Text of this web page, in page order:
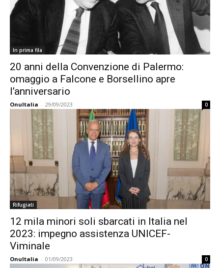
In prima fila
20 anni della Convenzione di Palermo:
omaggio a Falcone e Borsellino apre
l’anniversario
OnuItalia - 29/09/2023 0
Rifugiati
12 mila minori soli sbarcati in Italia nel
2023: impegno assistenza UNICEF-
Viminale
OnuItalia - 01/09/2023 0